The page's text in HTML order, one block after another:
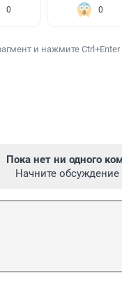
0 0
и нажмите Ctrl+Enter
Пока нет ни одного
Начните